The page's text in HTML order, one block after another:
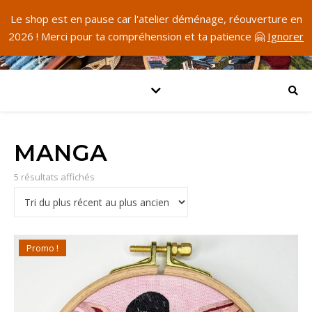
Le shop est en pause car l'atelier déménage, réouverture en
2026 ! Merci pour ta compréhension et ta patience 🤗 Ignorer
MANGA
5 résultats affichés
Promo !